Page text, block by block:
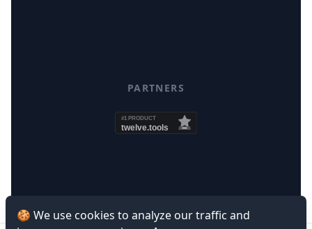
PARTNERS
🍪 We use cookies to analyze our traffic and